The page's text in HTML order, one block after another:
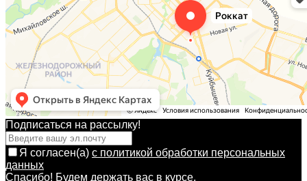
Подписаться на рассылкy!
Я согласен(a) с политикой обработки персональных
данных
Спасибо! Будем держать вас в курсе.